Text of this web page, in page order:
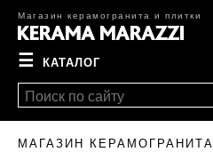
Магазин керамогранита и плитки
☰ КАТАЛОГ
МАГАЗИН КЕРАМОГРАНИТА